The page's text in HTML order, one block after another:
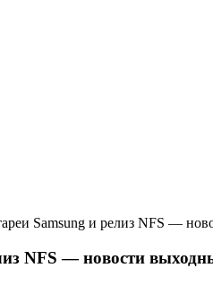
Samsung и релиз NFS —
NFS — новости